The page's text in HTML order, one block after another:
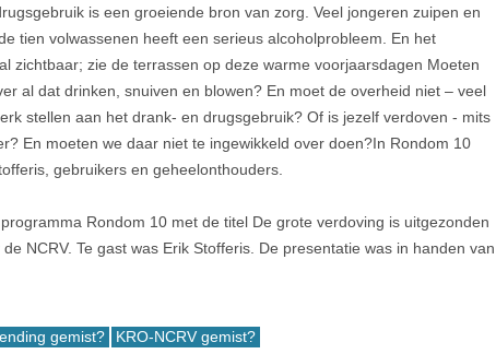
is een groeiende bron van zorg. Veel jongeren zuipen en
tien volwassenen heeft een serieus alcoholprobleem. En het
zichtbaar; zie de terrassen op deze warme voorjaarsdagen Moeten
al dat drinken, snuiven en blowen? En moet de overheid niet – veel
stellen aan het drank- en drugsgebruik? Of is jezelf verdoven - mits
En moeten we daar niet te ingewikkeld over doen?In Rondom 10
gebruikers en geheelonthouders.
Rondom 10 met de titel De grote verdoving is uitgezonden
NCRV. Te gast was Erik Stofferis. De presentatie was in handen van
gemist? KRO-NCRV gemist?